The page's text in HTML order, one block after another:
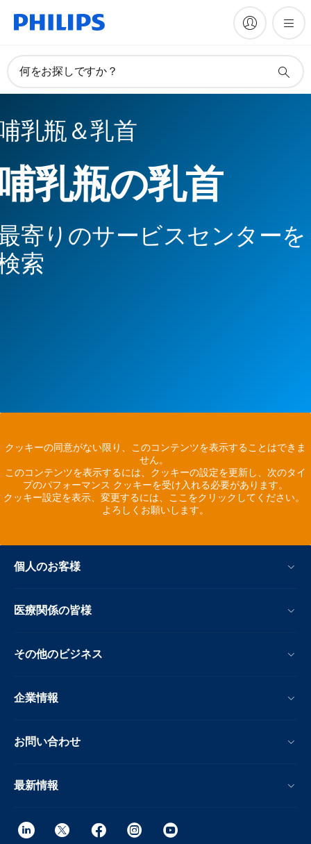
何をお探しですか？
乳瓶＆乳首
乳瓶の乳首
寄りのサービスセンターを
索
クッキーの同意がない限り、このコンテンツを表示することはできま
せん。
このコンテンツを表示するには、クッキーの設定を更新し、次のタイ
プのパフォーマンス クッキーを受け入れる必要があります。
クッキー設定を表示、変更するには、ここをクリックしてください。
よろしくお願いします。
個人のお客様
医療関係の皆様
その他のビジネス
企業情報
お問い合わせ
最新情報